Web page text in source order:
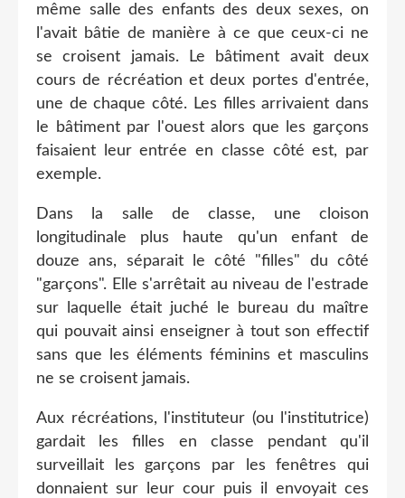
même salle des enfants des deux sexes, on
l'avait bâtie de manière à ce que ceux-ci ne
se croisent jamais. Le bâtiment avait deux
cours de récréation et deux portes d'entrée,
une de chaque côté. Les filles arrivaient dans
le bâtiment par l'ouest alors que les garçons
faisaient leur entrée en classe côté est, par
exemple.
Dans la salle de classe, une cloison
longitudinale plus haute qu'un enfant de
douze ans, séparait le côté "filles" du côté
"garçons". Elle s'arrêtait au niveau de l'estrade
sur laquelle était juché le bureau du maître
qui pouvait ainsi enseigner à tout son effectif
sans que les éléments féminins et masculins
ne se croisent jamais.
Aux récréations, l'instituteur (ou l'institutrice)
gardait les filles en classe pendant qu'il
surveillait les garçons par les fenêtres qui
donnaient sur leur cour puis il envoyait ces